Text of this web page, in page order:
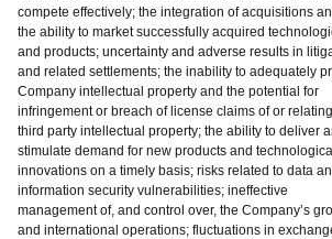
compete effectively; the integration of acquisitions
the ability to market successfully acquired
and products; uncertainty and adverse results in
and related settlements; the inability to adequately
Company intellectual property and the potential for
infringement or breach of license claims of or
third party intellectual property; the ability to deliver
stimulate demand for new products and technological
innovations on a timely basis; risks related to data
information security vulnerabilities; ineffective
management of, and control over, the Company’s
and international operations; fluctuations in